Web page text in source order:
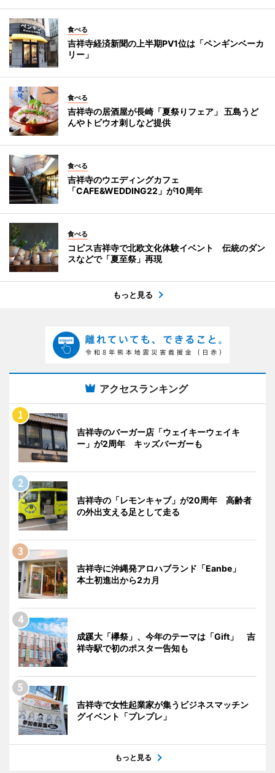
食べる
吉祥寺経済新聞の上半期PV1位は「ペンギンベーカ
リー」
食べる
吉祥寺の居酒屋が長崎「夏祭りフェア」 五島うど
んやトビウオ刺しなど提供
食べる
吉祥寺のウエディングカフェ
「CAFE&WEDDING22」が10周年
食べる
コピス吉祥寺で北欧文化体験イベント 伝統のダン
スなどで「夏至祭」再現
もっと見る
アクセスランキング
吉祥寺のバーガー店「ウェイキーウェイキ
ー」が2周年 キッズバーガーも
吉祥寺の「レモンキャブ」が20周年 高齢者
の外出支える足として走る
吉祥寺に沖縄発アロハブランド「Eanbe」
本土初進出から2カ月
成蹊大「欅祭」、今年のテーマは「Gift」 吉
祥寺駅で初のポスター告知も
吉祥寺で女性起業家が集うビジネスマッチン
グイベント「プレプレ」
もっと見る